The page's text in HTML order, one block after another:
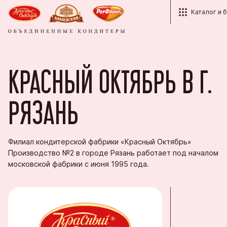
Каталог и
Бренды
История
Вопросы и
Партнёрам
Экспорт
КРАСНЫЙ ОКТЯБРЬ В Г.
РЯЗАНЬ
Филиал кондитерской фабрики «Красный Октябрь»
Производство №2 в городе Рязань работает под началом
московской фабрики с июня 1995 года.